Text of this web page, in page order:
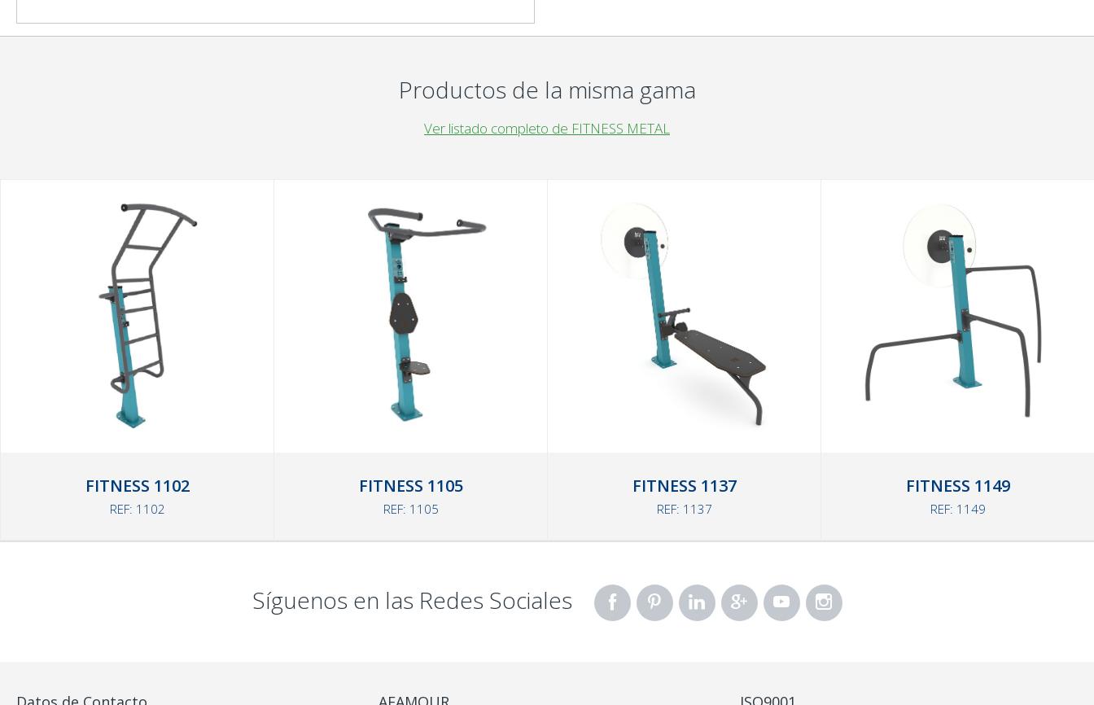
Productos de la misma gama
Ver listado completo de FITNESS METAL
FITNESS 1102
REF: 1102
FITNESS 1105
REF: 1105
FITNESS 1137
REF: 1137
FITNESS 1149
REF: 1149
Síguenos en las Redes Sociales